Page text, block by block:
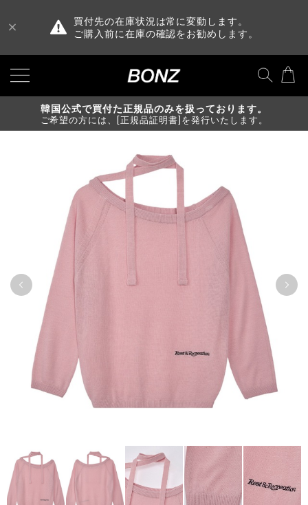
買付先の在庫状況は常に変動します。
ご購入前に在庫の確認をお勧めします。
韓国公式で買付た正規品のみを扱っております。
ご希望の方には、[正規品証明書]を発行いたします。